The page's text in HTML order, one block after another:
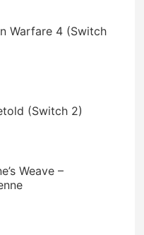
Warfare 4 (Switch
(Switch 2)
Weave –